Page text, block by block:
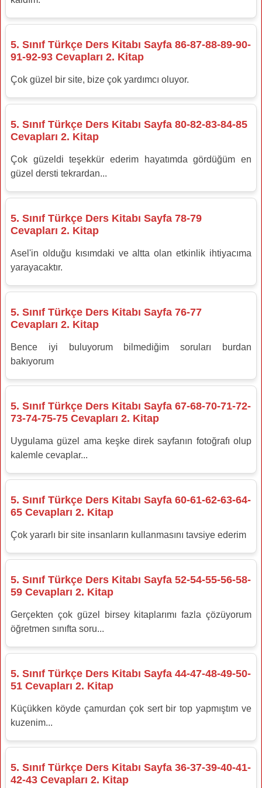
5. Sınıf Türkçe Ders Kitabı Sayfa 86-87-88-89-90-
91-92-93 Cevapları 2. Kitap
Çok güzel bir site, bize çok yardımcı oluyor.
5. Sınıf Türkçe Ders Kitabı Sayfa 80-82-83-84-85
Cevapları 2. Kitap
Çok güzeldi teşekkür ederim hayatımda gördüğüm en
güzel dersti tekrardan...
5. Sınıf Türkçe Ders Kitabı Sayfa 78-79
Cevapları 2. Kitap
Asel'in olduğu kısımdaki ve altta olan etkinlik ihtiyacıma
yarayacaktır.
5. Sınıf Türkçe Ders Kitabı Sayfa 76-77
Cevapları 2. Kitap
Bence iyi buluyorum bilmediğim soruları burdan
bakıyorum
5. Sınıf Türkçe Ders Kitabı Sayfa 67-68-70-71-72-
73-74-75-75 Cevapları 2. Kitap
Uygulama güzel ama keşke direk sayfanın fotoğrafı olup
kalemle cevaplar...
5. Sınıf Türkçe Ders Kitabı Sayfa 60-61-62-63-64-
65 Cevapları 2. Kitap
Çok yararlı bir site insanların kullanmasını tavsiye ederim
5. Sınıf Türkçe Ders Kitabı Sayfa 52-54-55-56-58-
59 Cevapları 2. Kitap
Gerçekten çok güzel birsey kitaplarımı fazla çözüyorum
öğretmen sınıfta soru...
5. Sınıf Türkçe Ders Kitabı Sayfa 44-47-48-49-50-
51 Cevapları 2. Kitap
Küçükken köyde çamurdan çok sert bir top yapmıştım ve
kuzenim...
5. Sınıf Türkçe Ders Kitabı Sayfa 36-37-39-40-41-
42-43 Cevapları 2. Kitap